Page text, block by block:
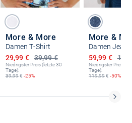
More & More
Damen T-Shirt
39,99 €
Ermäßigter Preis
29,99 €
Niedrigster Preis (letzte 30
Tage):
39,99€ -25%
More &
Damen
Ermäßigter
59,99 €
Niedrigster Preis
Tage):
119,99€ -50%